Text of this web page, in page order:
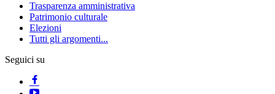
Trasparenza amministrativa
Patrimonio culturale
Elezioni
Tutti gli argomenti...
Seguici su